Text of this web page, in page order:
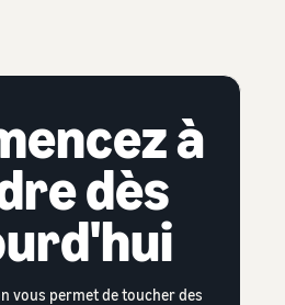
à
dès
vous permet de toucher des